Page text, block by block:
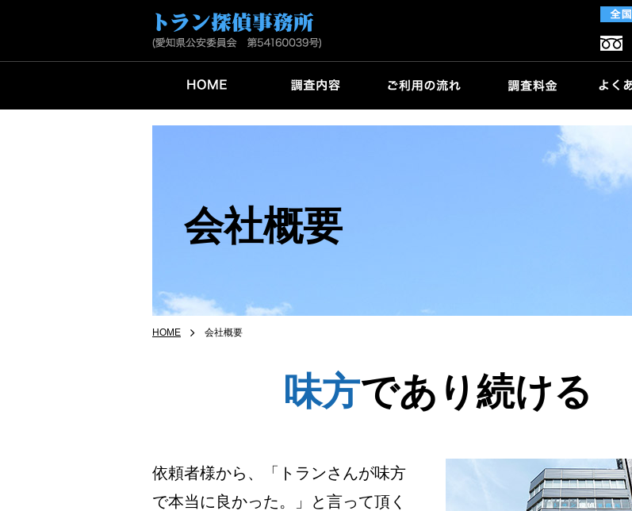
会社概要
HOME 会社概要
味方であり続ける
依頼者様から、「トランさんが味方
で本当に良かった。」と言って頂く